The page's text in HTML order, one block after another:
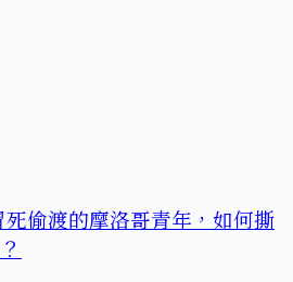
偷渡的摩洛哥青年，如何撕